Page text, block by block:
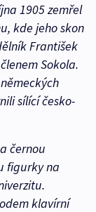
1905 zemřel
kde jeho skon
František
Sokola.
sílící česko-
černou
figurky na
klavírní